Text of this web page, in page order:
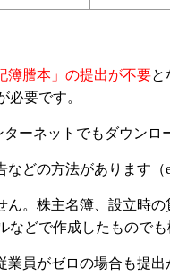
簿謄本」の提出が不要と
必要です。
ーネットでもダウンロ
どの方法があります（
。株主名簿、設立時の
どで作成したものでも
員がゼロの場合も提出